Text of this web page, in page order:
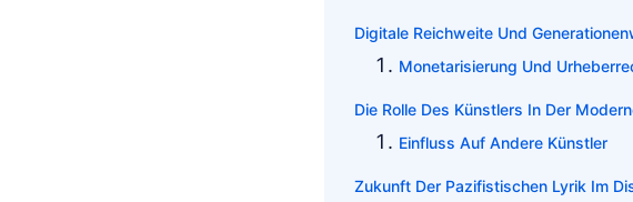
Digitale Reichweite Und
Monetarisierung Und
Die Rolle Des Künstlers In Der
Einfluss Auf Andere Künstler
Zukunft Der Pazifistischen Lyrik Im